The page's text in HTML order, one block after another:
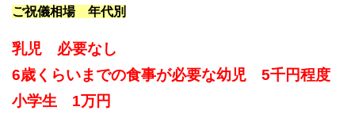
ご祝儀相場 年代別
乳児 必要なし
6歳くらいまでの食事が必要な幼児 5千円程度
小学生 1万円